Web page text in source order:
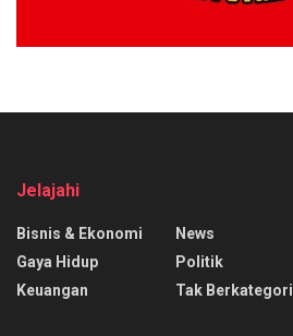
Jelajahi
Bisnis & Ekonomi
Gaya Hidup
Keuangan
News
Politik
Tak Berkategori